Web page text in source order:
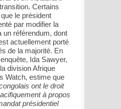
Certains
le président
par modifier la
un référendum, dont
actuellement porté
de la majorité. En
Ida Sawyer,
division Afrique
Watch, estime que
ont le droit
à propos
présidentiel